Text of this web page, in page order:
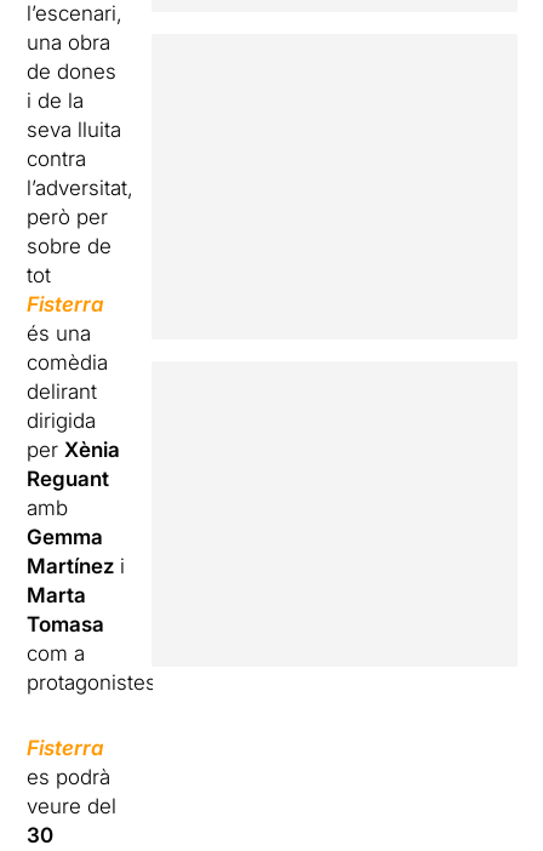
l’escenari,
una obra
de dones
i de la
seva lluita
contra
l’adversitat,
però per
sobre de
tot
Fisterra
és una
comèdia
delirant
dirigida
perXènia
Reguant
amb
Gemma
Martínez i
Marta
Tomasa
com a
protagonistes.
Fisterra
es podrà
veure del
30